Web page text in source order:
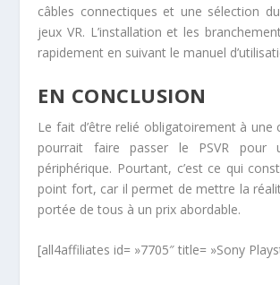
câbles connectiques et une sélection
jeux VR. L’installation et les
rapidement en suivant le manuel
EN CONCLUSION
Le fait d’être relié obligatoirement à une
pourrait faire passer le PSVR pour
périphérique. Pourtant, c’est ce qui
point fort, car il permet de mettre la
portée de tous à un prix abordable.
[all4affiliates id= »7705″ title= »Sony